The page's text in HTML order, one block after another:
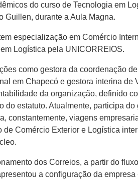
do curso de Tecnologia em
Guillen, durante a Aula Magna.
especialização em Comércio
Logística pela UNICORREIOS.
como gestora da coordenação
em Chapecó e gestora interina
da organização, definido
estatuto. Atualmente, participa
constantemente, viagens
Comércio Exterior e Logística
dos Correios, a partir do
a configuração da